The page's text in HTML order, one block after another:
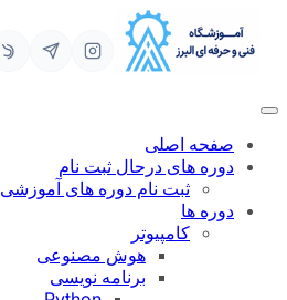
محتوا
صفحه اصلی
دوره های درحال ثبت نام
ثبت نام دوره های آموزشی
دوره ها
کامپیوتر
هوش مصنوعی
برنامه نویسی